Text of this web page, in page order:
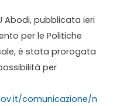
Abodi, pubblicata ieri
per le Politiche
è stata prorogata
per
comunicazione/n